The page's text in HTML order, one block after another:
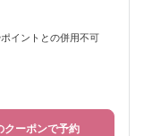
イントとの併用不可
クーポンで予約